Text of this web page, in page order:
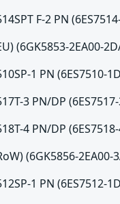
F-2 PN
(6GK5853-2EA00-
1 PN
3 PN/DP
4 PN/DP
(6GK5856-
1 PN